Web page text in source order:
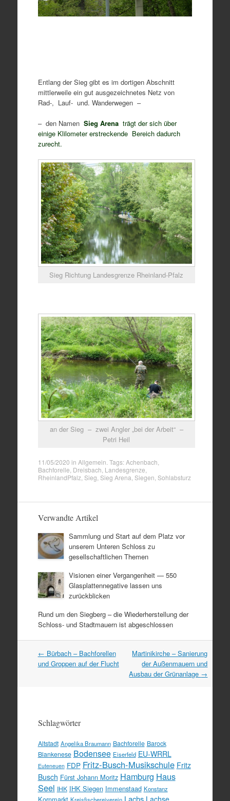
Entlang der Sieg gibt es im dortigen Abschnitt
mittlerweile ein gut ausgezeichnetes Netz von
Rad-, Lauf- und. Wanderwegen –
– den Namen Sieg Arena trägt der sich über
einige Klilometer erstreckende Bereich dadurch
zurecht.
Sieg Richtung Landesgrenze Rheinland-Pfalz
an der Sieg – zwei Angler „bei der Arbeit“ –
Petri Heil
11/05/2020 in Allgemein . Tags:Achenbach
Bachforelle Dreisbach Landesgrenze
RheinlandPfalz, Sieg Sieg Arena Siegen Sohlabsturz
Verwandte Artikel
Sammlung und Start auf dem Platz vor
unserem Unteren Schloss zu
gesellschaftlichen Themen
Visionen einer Vergangenheit — 550
Glasplattennegative lassen uns
zurückblicken
Rund um den Siegberg – die Wiederherstellung der
Schloss- und Stadtmauern ist abgeschlossen
Artikel
Navigation
← Bürbach – Bachforellen
und Groppen auf der Flucht
Martinikirche – Sanierung
der Außenmauern und
Ausbau der Grünanlage →
Schlagwörter
Altstadt Angelika Braumann Bachforelle Barock
Blankenese Bodensee Eiserfeld EU-WRRL
Euteneuen FDP Fritz-Busch-Musikschule Fritz
Busch Fürst Johann Moritz Hamburg Haus
Seel IHK IHK Siegen Immenstaad Konstanz
Lachs